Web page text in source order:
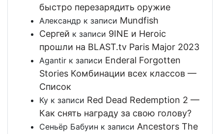
быстро перезарядить оружие
Александр к записи Mundfish
Сергей к записи 9INE и Heroic
прошли на BLAST.tv Paris Major 2023
Agantir к записи Enderal Forgotten
Stories Комбинации всех классов —
Список
Ку к записи Red Dead Redemption 2 —
Как снять награду за свою голову?
Сеньёр Бабуин к записи Ancestors The